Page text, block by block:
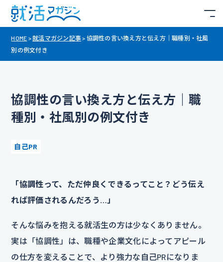
HOME >就活マガジン記事 > 協調性の言い換え方と伝え方｜職種別・社風
別の例文付き
協調性の言い換え方と伝え方｜職
種別・社風別の例文付き
自己PR
「協調性って、ただ仲良くできるってこと？どう伝え
れば評価されるんだろう…」
そんな悩みを抱える就活生の方は少なくありません。
実は「協調性」は、職種や企業文化によってアピール
の仕方を変えることで、より強力な自己PRになりま